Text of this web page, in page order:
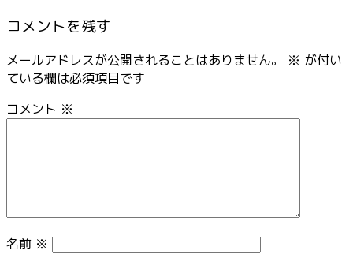
コメントを残す
メールアドレスが公開されることはありません。 ※ が付い
ている欄は必須項目です
コメント ※
名前 ※